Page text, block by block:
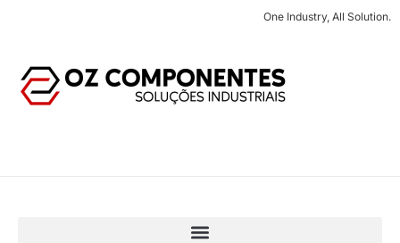
One Industry, All Solution.